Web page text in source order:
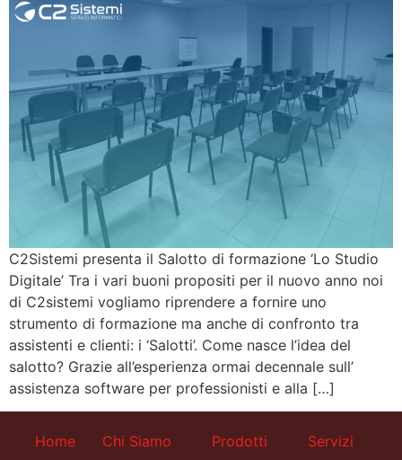
C2Sistemi presenta il Salotto di formazione ‘Lo Studio
Digitale’ Tra i vari buoni propositi per il nuovo anno noi
di C2sistemi vogliamo riprendere a fornire uno
strumento di formazione ma anche di confronto tra
assistenti e clienti: i ‘Salotti’. Come nasce l’idea del
salotto? Grazie all’esperienza ormai decennale sull’
assistenza software per professionisti e alla […]
Home Chi Siamo Prodotti Servizi